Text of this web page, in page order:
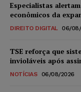
Especialistas
econômicos da
DIREITO DIGITAL 06/
TSE reforça que
invioláveis após
NOTÍCIAS 06/08/2026